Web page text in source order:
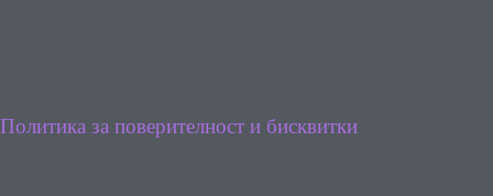
Политика за поверителност и бисквитки